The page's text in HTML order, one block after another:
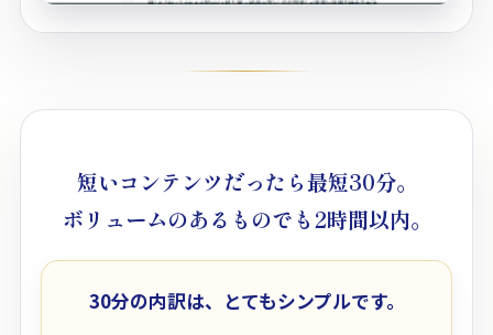
短いコンテンツだったら最短30分。
ボリュームのあるものでも2時間以内。
30分の内訳は、とてもシンプルです。